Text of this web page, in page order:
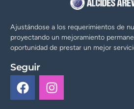
Ajustándose a los requerimientos de
proyectando un mejoramiento
oportunidad de prestar un mejor
Seguir